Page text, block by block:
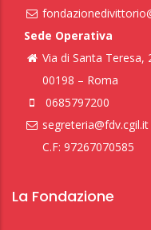
Sede Operativa
Via di Santa Teresa,
00198 – Roma
0685797200
segreteria@fdv.cgil.it
C.F: 97267070585
La Fondazione